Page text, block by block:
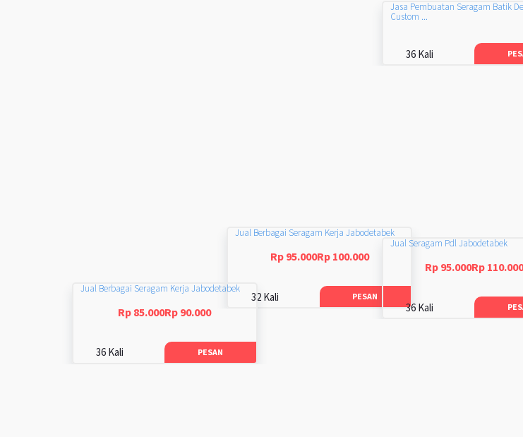
Jasa Pembuatan Seragam Batik
Custom ...
36 Kali
Jual Berbagai Seragam Kerja Jabodetabek
Rp 95.000Rp 100.000
32 Kali PESAN
Jual Seragam Pdl Jabodetabek
Rp 95.000Rp 110.000
36 Kali
Jual Berbagai Seragam Kerja Jabodetabek
Rp 85.000Rp 90.000
36 Kali PESAN